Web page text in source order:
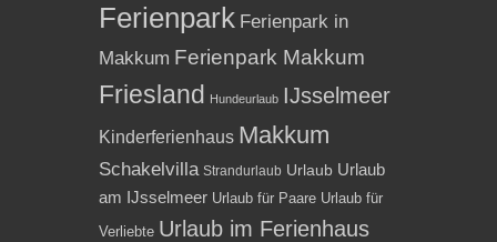
Ferienpark Ferienpark in
Makkum Ferienpark Makkum
Friesland Hundeurlaub IJsselmeer
Kinderferienhaus Makkum
Schakelvilla Strandurlaub Urlaub Urlaub
am IJsselmeer Urlaub für Paare Urlaub für
Verliebte Urlaub im Ferienhaus